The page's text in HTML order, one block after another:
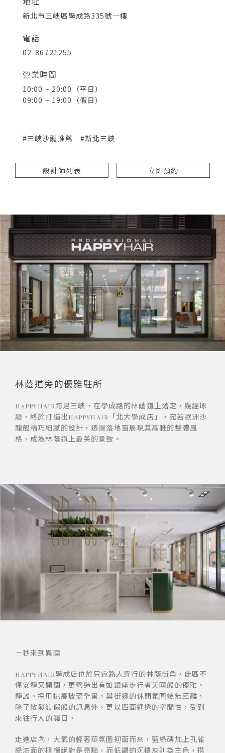
新北市三峽區學成路335號一樓
電話
02-86721255
營業時間
10:00 ~ 20:00（平日）
09:00 ~ 19:00（假日）
#三峽沙龍推薦 #新北三峽
設計師列表 立即預約
林蔭道旁的優雅駐所
HAPPYHAIR跨足三峽，在學成路的林蔭道上落定，幾經琢
磨，終於打造出HAPPYHAIR「北大學成店」，宛若歐洲沙
龍般精巧細膩的設計，透過落地窗展現其高雅的整體風
格，成為林蔭道上最美的景致。
一秒來到異國
HAPPYHAIR學成店位於只容路人穿行的林蔭街角，此區不
僅安靜又開闊，更營造出有如銀座步行者天國般的優雅、
靜謐。採用挑高玻璃全景，與街邊的休閒氛圍幾無距離，
除了散發渡假般的訊息外，更以四面通透的空間性，受到
來往行人的矚目。
走進店內，大氣的輕奢華氛圍迎面而來，藍綠磚加上孔雀
綠漆面的櫃檯絕對是亮點，而低調的沉穩灰則為主色，搭